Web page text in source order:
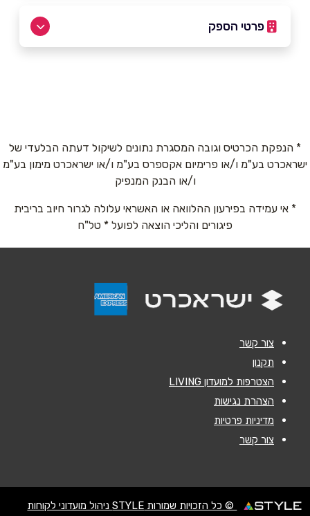
פרטי הספק
שם מלא*
טלפון*
נושא*
הודעה
* הנפקת הכרטיס וגובה המסגרת נתונים לשיקול דעתה הבלעדי של
ישראכרט בע"מ ו/או פרימיום אקספרס בע"מ ו/או ישראכרט מימון בע"מ
ו/או הבנק המנפיק
* אי עמידה בפירעון ההלוואה או האשראי עלולה לגרור חיוב בריבית
פיגורים והליכי הוצאה לפועל * טל"ח
צור קשר
תקנון
הצטרפות למועדון LIVING
הצהרת נגישות
מדיניות פרטיות
צור קשר
© כל הזכויות שמורות STYLE ניהול מועדוני לקוחות